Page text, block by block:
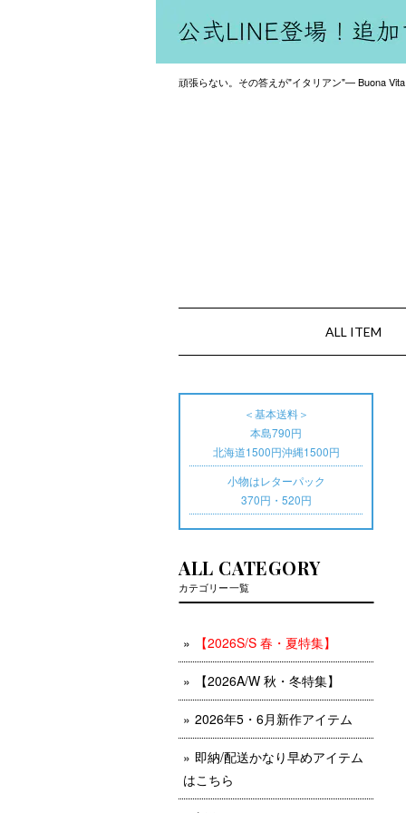
頑張らない。その答えが"イタリアン"— Buona Vita
ALL ITEM
＜基本送料＞
本島790円
北海道1500円沖縄1500円
小物はレターパック
370円・520円
ALL CATEGORY
カテゴリー一覧
【2026S/S 春・夏特集】
【2026A/W 秋・冬特集】
2026年5・6月新作アイテム
即納/配送かなり早めアイテム
はこちら